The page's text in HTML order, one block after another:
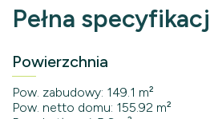
Pełna
Powierzchnia
Pow. zabudowy: 149.1 m²
Pow. netto domu: 155.92 m²